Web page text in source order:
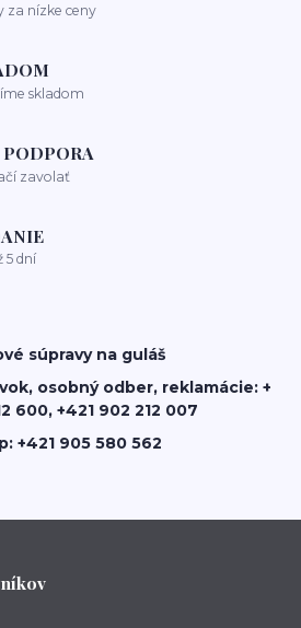
za nízke ceny
skladom
zavolať
5 dní
súpravy na guláš
osobný odber, reklamácie: +
600, +421 902 212 007
+421 905 580 562